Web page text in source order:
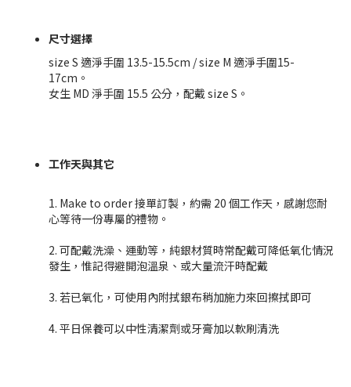
尺寸選擇
size S 適淨手圍 13.5-15.5cm / size M 適淨手圍15-
17cm。
女生 MD 淨手圍 15.5 公分，配戴size S。
工作天與其它
1. Make to order 接單訂製，約需 20 個工作天，感謝您耐
心等待一份專屬的禮物。
2. 可配戴洗澡、運動等，純銀材質時常配戴可降低氧化情況
發生，惟記得避開泡溫泉、或大量流汗時配戴
3. 若已氧化，可使用內附拭銀布稍加施力來回擦拭即可
4. 平日保養可以中性清潔劑或牙膏加以軟刷清洗